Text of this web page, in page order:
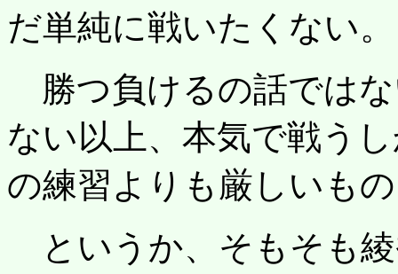
だ単純に戦いたくない。
勝つ負けるの話では
ない以上、本気で戦う
の練習よりも厳しいも
というか、そもそも